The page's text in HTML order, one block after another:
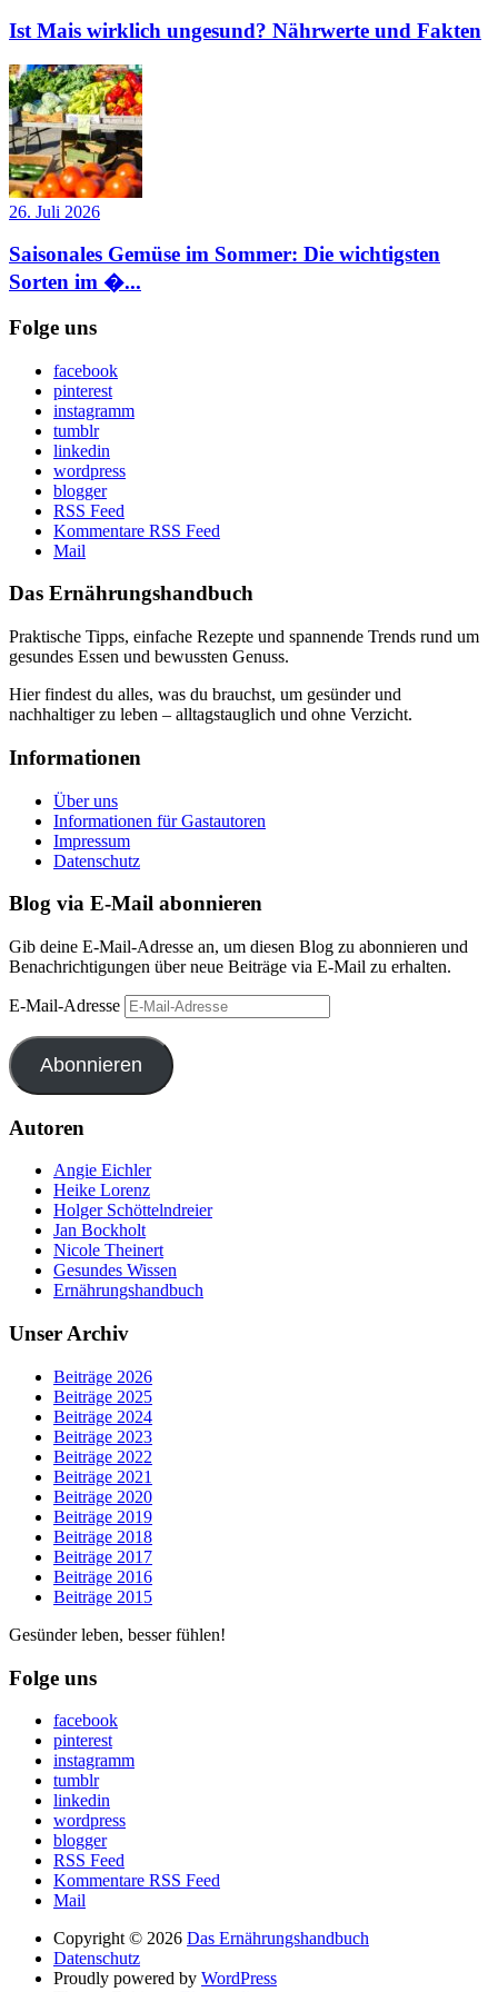
Ist Mais wirklich ungesund? Nährwerte und Fakten
26. Juli 2026
Saisonales Gemüse im Sommer: Die wichtigsten
Sorten im �...
Folge uns
facebook
pinterest
instagramm
tumblr
linkedin
wordpress
blogger
RSS Feed
Kommentare RSS Feed
Mail
Das Ernährungshandbuch
Praktische Tipps, einfache Rezepte und spannende Trends rund um
gesundes Essen und bewussten Genuss.
Hier findest du alles, was du brauchst, um gesünder und
nachhaltiger zu leben – alltagstauglich und ohne Verzicht.
Informationen
Über uns
Informationen für Gastautoren
Impressum
Datenschutz
Blog via E-Mail abonnieren
Gib deine E-Mail-Adresse an, um diesen Blog zu abonnieren und
Benachrichtigungen über neue Beiträge via E-Mail zu erhalten.
E-Mail-Adresse
Abonnieren
Autoren
Angie Eichler
Heike Lorenz
Holger Schöttelndreier
Jan Bockholt
Nicole Theinert
Gesundes Wissen
Ernährungshandbuch
Unser Archiv
Beiträge 2026
Beiträge 2025
Beiträge 2024
Beiträge 2023
Beiträge 2022
Beiträge 2021
Beiträge 2020
Beiträge 2019
Beiträge 2018
Beiträge 2017
Beiträge 2016
Beiträge 2015
Gesünder leben, besser fühlen!
Folge uns
facebook
pinterest
instagramm
tumblr
linkedin
wordpress
blogger
RSS Feed
Kommentare RSS Feed
Mail
Copyright © 2026 Das Ernährungshandbuch
Datenschutz
Proudly powered by WordPress